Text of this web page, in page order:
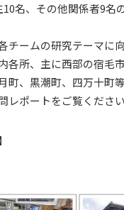
名、その他関係者9名
チームの研究テーマに
各所、主に西部の宿毛
町、黒潮町、四万十町
レポートをご覧ください